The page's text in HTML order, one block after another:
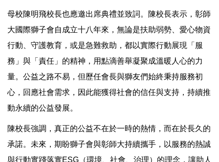
母校陳明飛校長也應邀出席典禮並致詞。陳校長表示，彰師
大國際獅子會自成立十八年來，無論是扶助弱勢、愛心物資
行動、守護教育，或是急難救助，都以實際行動展現「服
務」與「責任」的精神，用點滴善舉凝聚成溫暖人心的力
量。公益之路不易，但歷任會長與獅友們始終秉持服務初
心，回應社會需求，因此能獲得社會的信任與支持，持續推
動永續的公益發展。
陳校長強調，真正的公益不在於一時的熱情，而在於長久的
承諾。未來，期盼獅子會與彰師大持續攜手，以服務的熱誠
與行動實踐落實ESG（環境、社會、治理）的理念，讓助人